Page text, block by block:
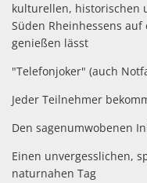
kulturellen, historischen
Süden Rheinhessens
genießen lässt
"Telefonjoker" (auch
Jeder Teilnehmer
Den sagenumwobenen
Einen unvergesslichen,
naturnahen Tag